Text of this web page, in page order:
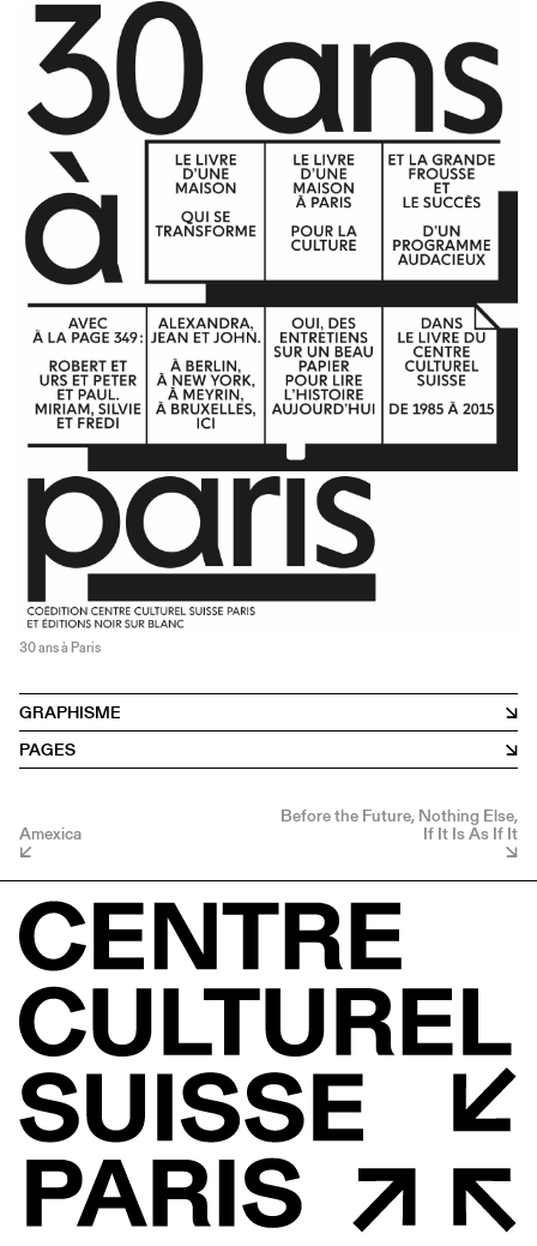
30 ans à Paris
GRAPHISME
PAGES
Amexica
Before the Future, Nothing Else,
If It Is As If It